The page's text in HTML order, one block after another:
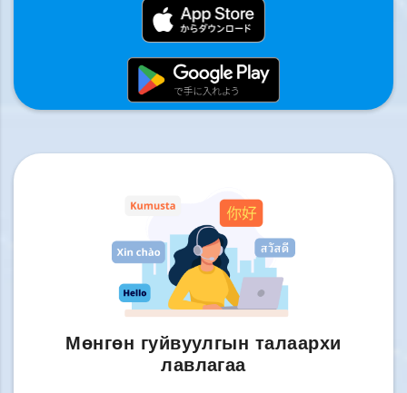
Мөнгөн гуйвуулгын талаархи
лавлагаа